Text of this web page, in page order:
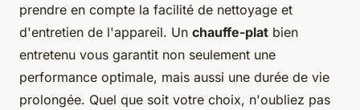
prendre en compte la facilité de nettoyage et
d'entretien de l'appareil. Un chauffe-plat bien
entretenu vous garantit non seulement une
performance optimale, mais aussi une durée de vie
prolongée. Quel que soit votre choix, n'oubliez pas